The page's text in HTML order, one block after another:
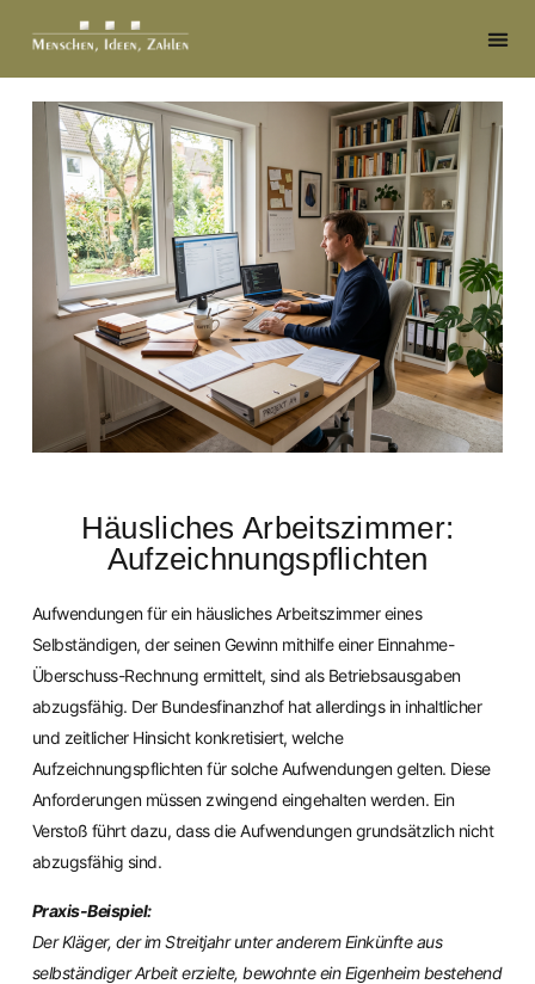
Häusliches Arbeitszimmer:
Aufzeichnungspflichten
Aufwendungen für ein häusliches Arbeitszimmer eines
Selbständigen, der seinen Gewinn mithilfe einer Einnahme-
Überschuss-Rechnung ermittelt, sind als Betriebsausgaben
abzugsfähig. Der Bundesfinanzhof hat allerdings in inhaltlicher
und zeitlicher Hinsicht konkretisiert, welche
Aufzeichnungspflichten für solche Aufwendungen gelten. Diese
Anforderungen müssen zwingend eingehalten werden. Ein
Verstoß führt dazu, dass die Aufwendungen grundsätzlich nicht
abzugsfähig sind.
Praxis-Beispiel:
Der Kläger, der im Streitjahr unter anderem Einkünfte aus
selbständiger Arbeit erzielte, bewohnte ein Eigenheim bestehend